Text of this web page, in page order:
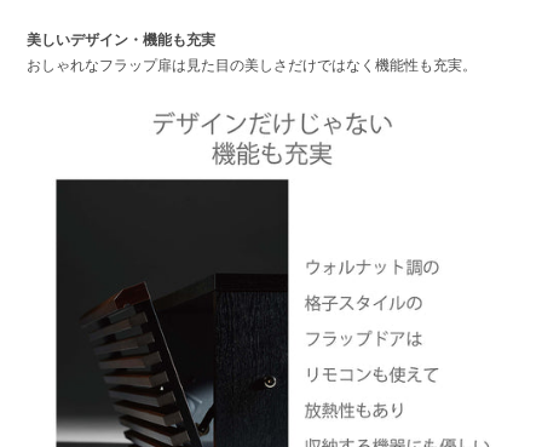
美しいデザイン・機能も充実
おしゃれなフラップ扉は見た目の美しさだけではなく機能性も充実。